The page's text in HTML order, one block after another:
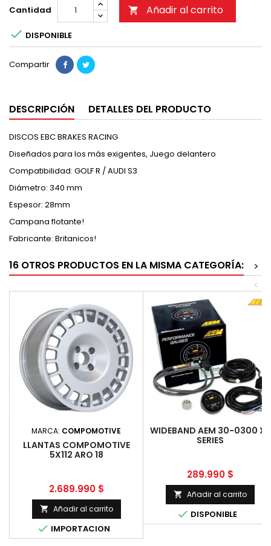
Cantidad  Añadir al carrito
 DISPONIBLE
Compartir
DESCRIPCIÓN DETALLES DEL PRODUCTO
DISCOS EBC BRAKES RACING
Diseñados para los más exigentes, Juego delantero
Compatibilidad: GOLF R / AUDI S3
Diámetro: 340 mm
Espesor: 28mm
Campana flotante!
Fabricante: Britanicos!
16 OTROS PRODUCTOS EN LA MISMA CATEGORÍA:
>
<
MARCA: COMPOMOTIVE
LLANTAS COMPOMOTIVE
5X112 ARO 18
Precio
2.689.990 $
 Añadir al carrito
 IMPORTACION
WIDEBAND AEM 30-0300 X-
SERIES
Precio
289.990 $
 Añadir al carrito
 DISPONIBLE